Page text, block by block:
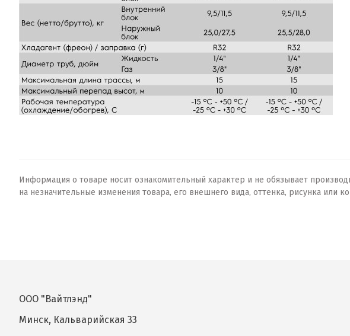
Информация о товаре носит ознакомительный характер и не обязывает
на незначительные изменения товара, его внешнего вида, оттенка, рисунка или
ООО "Вайтлэнд"
Минск, Кальварийская 33